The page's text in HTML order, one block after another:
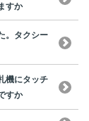
すか
。タクシー
機にタッチ
すか